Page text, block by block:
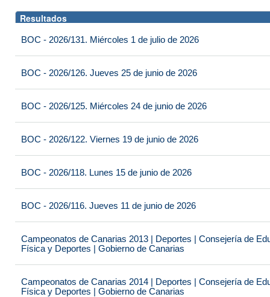
Resultados
BOC - 2026/131. Miércoles 1 de julio de 2026
BOC - 2026/126. Jueves 25 de junio de 2026
BOC - 2026/125. Miércoles 24 de junio de 2026
BOC - 2026/122. Viernes 19 de junio de 2026
BOC - 2026/118. Lunes 15 de junio de 2026
BOC - 2026/116. Jueves 11 de junio de 2026
Campeonatos de Canarias 2013 | Deportes | Consejería de
Física y Deportes | Gobierno de Canarias
Campeonatos de Canarias 2014 | Deportes | Consejería de
Física y Deportes | Gobierno de Canarias